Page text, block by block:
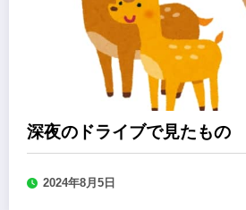
深夜のドライブで見たもの
2024年8月5日